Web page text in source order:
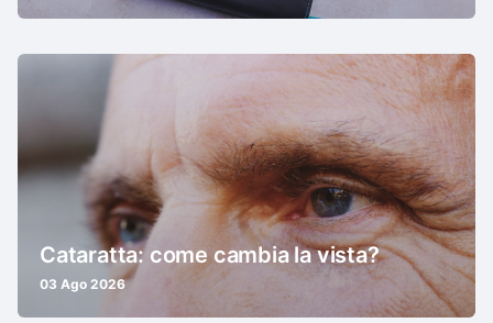
Cataratta: come cambia la vista?
03 Ago 2026